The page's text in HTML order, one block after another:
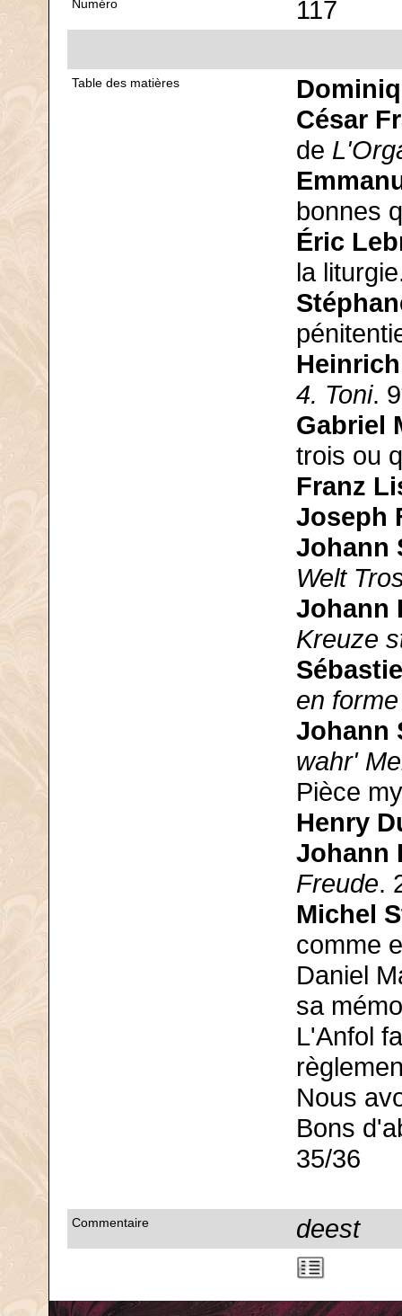
Numéro 117
Table des matières
César
de
bonnes
Éric
la
4. Toni.
Gabriel
trois ou
Franz
Joseph
Johann
Welt
Johann
Kreuze
en
Johann
wahr'
Pièce
Henry
Johann
Freude.
Michel
comme
Daniel
sa
L'Anfol
Nous
Bons
35/36
Commentaire deest